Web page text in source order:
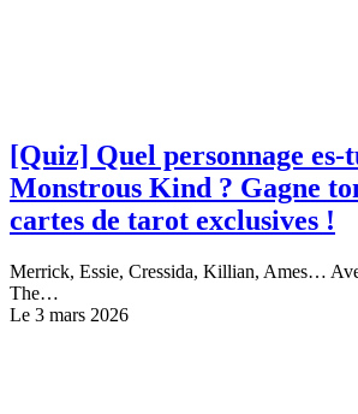
[Quiz] Quel personnage es-
Monstrous Kind ? Gagne
cartes de tarot exclusives !
Merrick, Essie, Cressida, Killian, Ames…
The…
Le 3 mars 2026